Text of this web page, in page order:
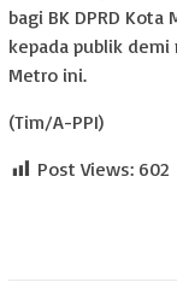
bagi BK DPRD
kepada publik demi
Metro ini.
(Tim/A-PPI)
Post Views: 602